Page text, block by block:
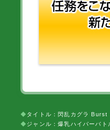
◆ タイトル：閃乱カグラ Burst
◆ ジャンル：爆乳ハイパーバト